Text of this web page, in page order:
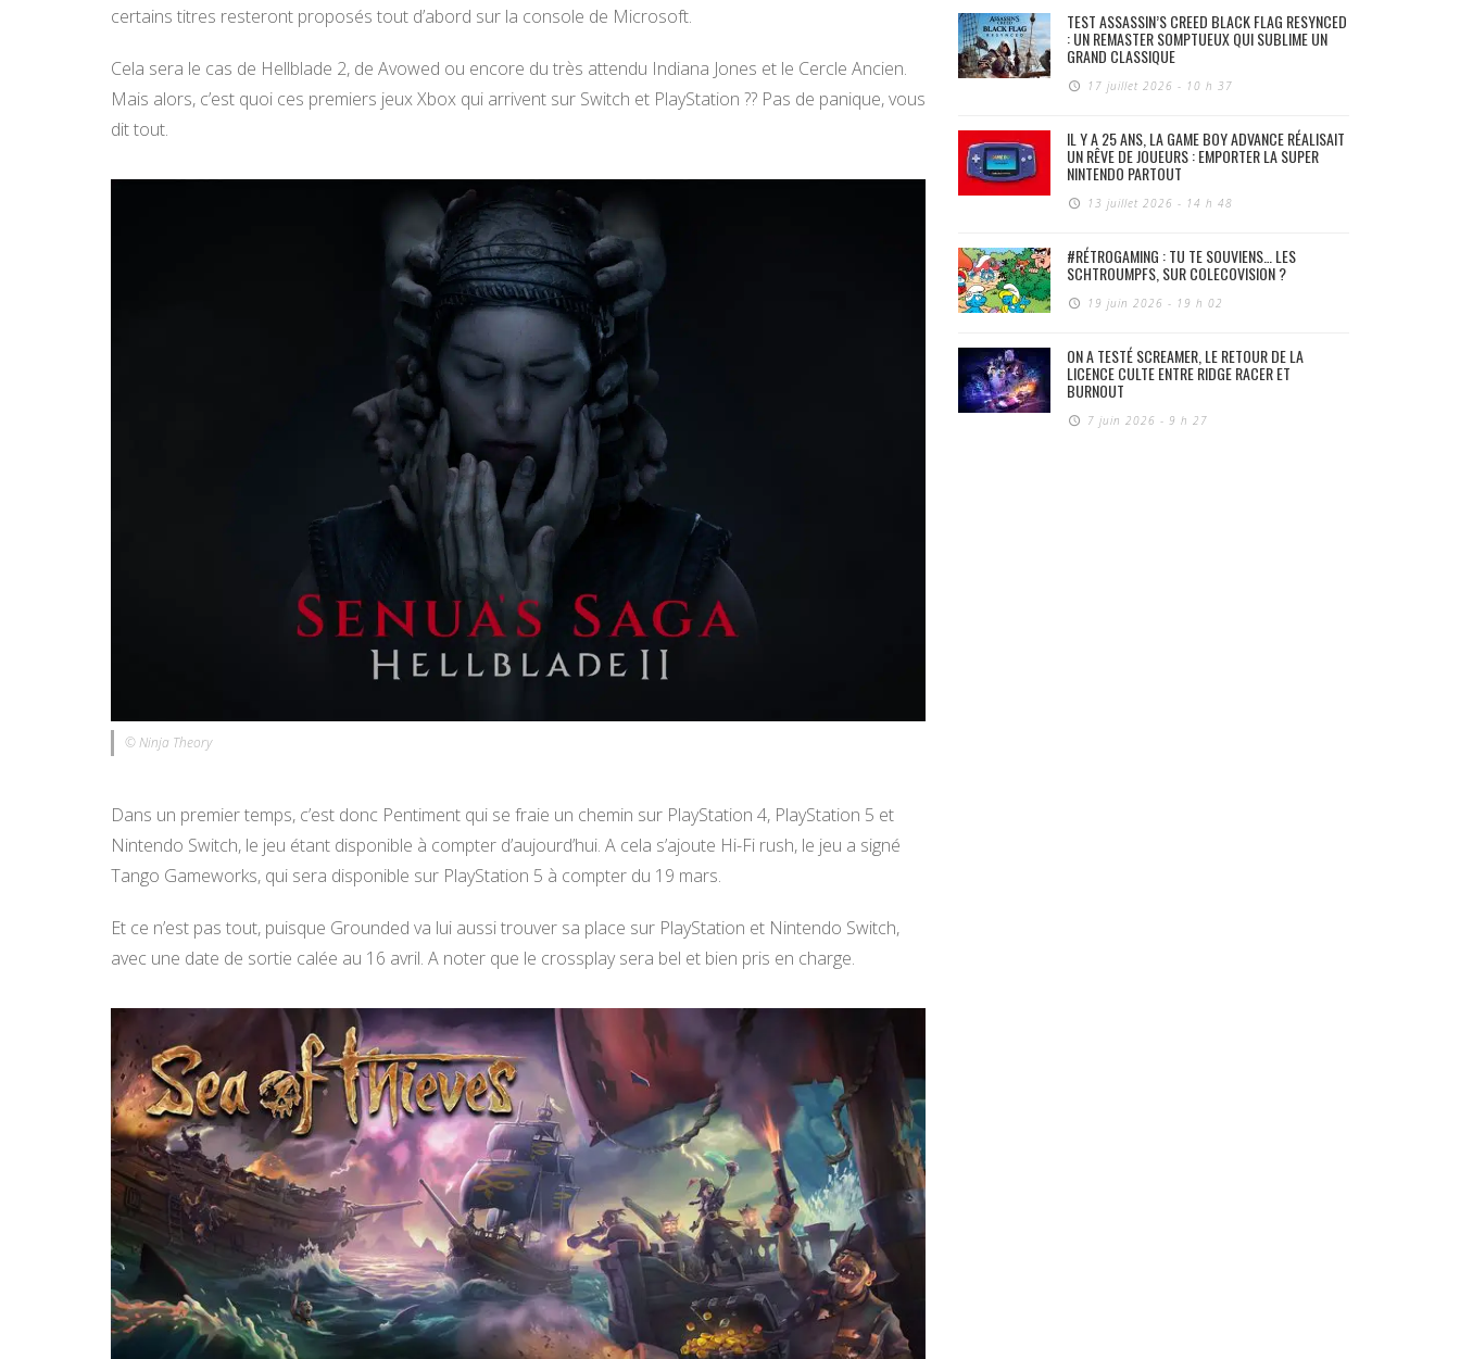
certains titres resteront proposés tout d’abord sur la console de Microsoft.
Cela sera le cas de Hellblade 2, de Avowed ou encore du très attendu Indiana Jones et le Cercle Ancien.
Mais alors, c’est quoi ces premiers jeux Xbox qui arrivent sur Switch et PlayStation ?? Pas de panique, vous
dit tout.
© Ninja Theory
Dans un premier temps, c’est donc Pentiment qui se fraie un chemin sur PlayStation 4, PlayStation 5 et
Nintendo Switch, le jeu étant disponible à compter d’aujourd’hui. A cela s’ajoute Hi-Fi rush, le jeu a signé
Tango Gameworks, qui sera disponible sur PlayStation 5 à compter du 19 mars.
Et ce n’est pas tout, puisque Grounded va lui aussi trouver sa place sur PlayStation et Nintendo Switch,
avec une date de sortie calée au 16 avril. A noter que le crossplay sera bel et bien pris en charge.
TEST ASSASSIN’S CREED BLACK FLAG RESYNCED
: UN REMASTER SOMPTUEUX QUI SUBLIME UN
GRAND CLASSIQUE
17 juillet 2026 - 10 h 37
IL Y A 25 ANS, LA GAME BOY ADVANCE RÉALISAIT
UN RÊVE DE JOUEURS : EMPORTER LA SUPER
NINTENDO PARTOUT
13 juillet 2026 - 14 h 48
#RÉTROGAMING : TU TE SOUVIENS… LES
SCHTROUMPFS, SUR COLECOVISION ?
19 juin 2026 - 19 h 02
ON A TESTÉ SCREAMER, LE RETOUR DE LA
LICENCE CULTE ENTRE RIDGE RACER ET
BURNOUT
7 juin 2026 - 9 h 27